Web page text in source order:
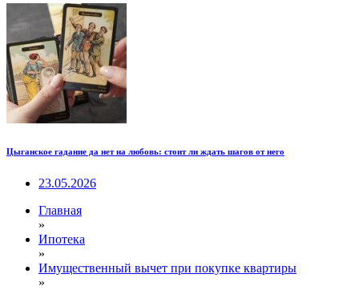
Цыганское гадание да нет на любовь: стоит ли ждать шагов от него
23.05.2026
Главная
»
Ипотека
»
Имущественный вычет при покупке квартиры
»